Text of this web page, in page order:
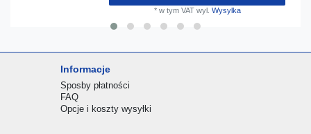
* w tym VATwyl. Wysylka
Informacje
Sposby płatności
FAQ
Opcje i koszty wysyłki